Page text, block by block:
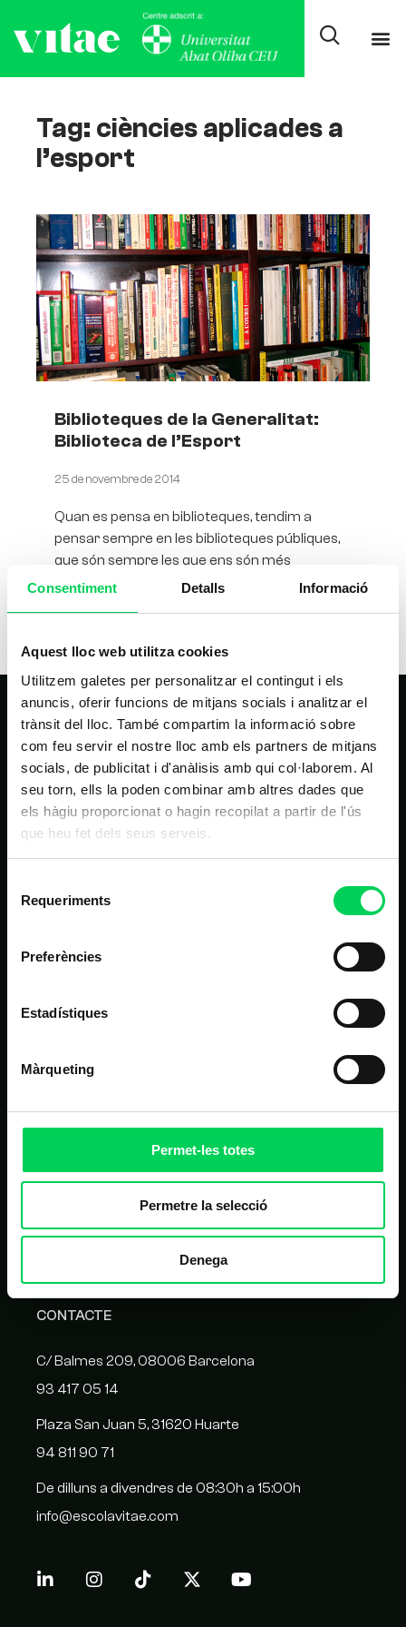
Consentiment Detalls Informació
Aquest lloc web utilitza cookies
Utilitzem galetes per personalitzar el contingut i els
anuncis, oferir funcions de mitjans socials i analitzar el
trànsit del lloc. També compartim la informació sobre
com feu servir el nostre lloc amb els partners de mitjans
socials, de publicitat i d'anàlisis amb qui col·laborem. Al
seu torn, ells la poden combinar amb altres dades que
els hàgiu proporcionat o hagin recopilat a partir de l'ús
que heu fet dels seus serveis.
Requeriments
Preferències
Estadístiques
Màrqueting
Permet-les totes
Permetre la selecció
Denega
Tag: ciències aplicades a
l’esport
Biblioteques de la Generalitat:
Biblioteca de l’Esport
25 de novembre de 2014
Quan es pensa en biblioteques, tendim a
pensar sempre en les biblioteques públiques,
que són sempre les que ens són més
properes gràcies a la
NAVEGACIÓ PRINCIPAL
Estudis
Campus virtual
Homologació de proveïdors
CONTACTE
C/ Balmes 209, 08006 Barcelona
93 417 05 14
Plaza San Juan 5, 31620 Huarte
94 811 90 71
De dilluns a divendres de 08:30h a 15:00h
info@escolavitae.com